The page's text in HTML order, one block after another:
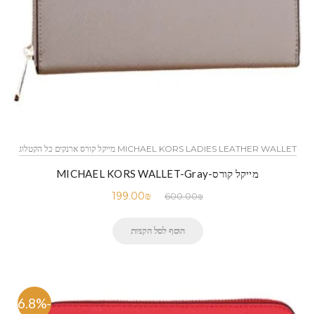
MICHAEL KORS LADIES LEATHER WALLET מייקל קורס ארנקים כל הקטלוג
מייקל קורס-MICHAEL KORS WALLET-Gray
600.00₪
199.00₪
הוסף לסל הקניות
-66.8%